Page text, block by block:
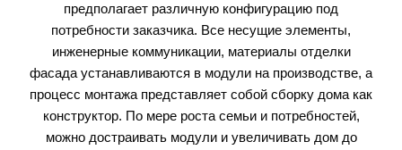
предполагает различную конфигурацию под
потребности заказчика. Все несущие элементы,
инженерные коммуникации, материалы отделки
фасада устанавливаются в модули на производстве, а
процесс монтажа представляет собой сборку дома как
конструктор. По мере роста семьи и потребностей,
можно достраивать модули и увеличивать дом до